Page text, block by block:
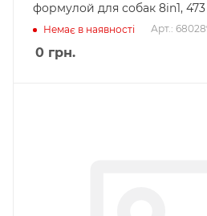
формулой для собак 8in1,
Немає в наявності Арт.:
0 грн.